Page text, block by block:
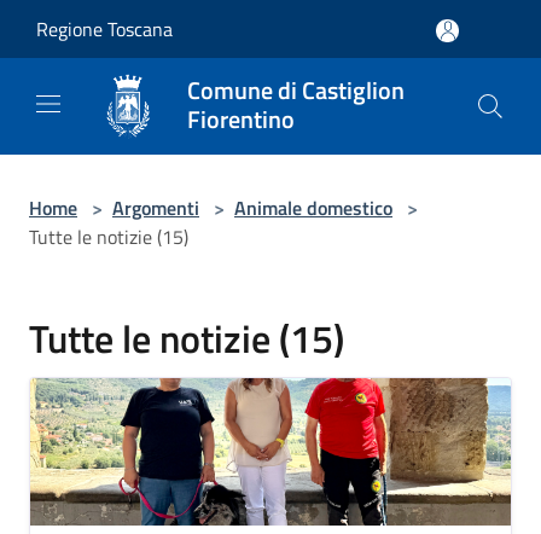
Regione Toscana
Comune di Castiglion
Fiorentino
Home > Argomenti > Animale domestico >
Tutte le notizie (15)
Tutte le notizie (15)